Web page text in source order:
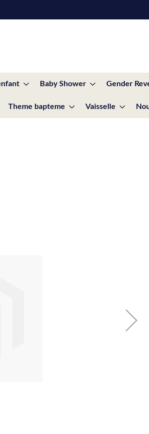
Baby Shower Gender
Theme bapteme Vaisselle